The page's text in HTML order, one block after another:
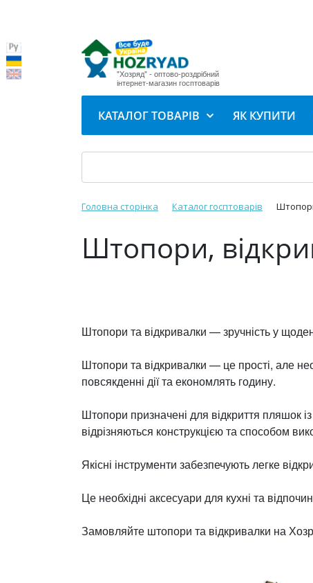
"Хозряд" - оптово-роздрібний
інтернет-магазин госптоварів
КАТАЛОГ ТОВАРІВ ЯК КУПИТИ
Головна сторінка Каталог госптоварів
Штопори,
Штопори та відкривалки — зручність у
Штопори та відкривалки — це прості, але
повсякденні дії та економлять годину.
Штопори призначені для відкриття пляшок
відрізняються конструкцією та способом
Якісні інструменти забезпечують легке
Це необхідні аксесуари для кухні та
Замовляйте штопори та відкривалки на